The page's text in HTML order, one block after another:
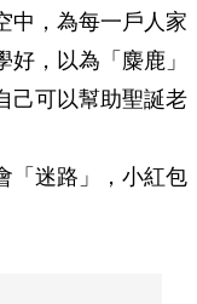
中，為每一戶人家
，以為「麋鹿」
己可以幫助聖誕老
「迷路」，小紅包